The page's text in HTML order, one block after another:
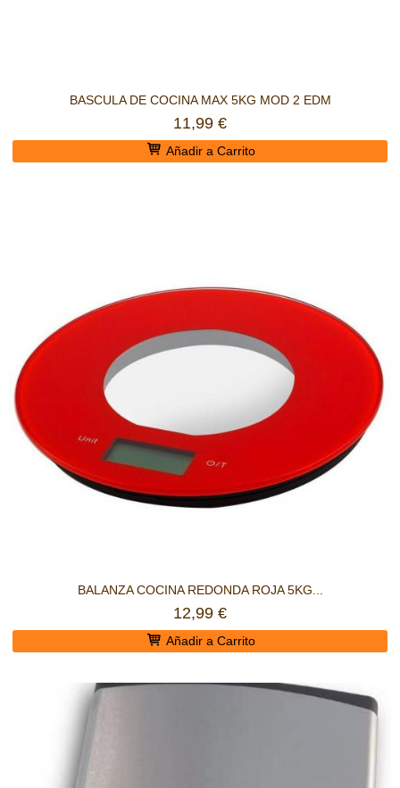
BASCULA DE COCINA MAX 5KG MOD 2 EDM
11,99 €
Añadir a Carrito
BALANZA COCINA REDONDA ROJA 5KG...
12,99 €
Añadir a Carrito